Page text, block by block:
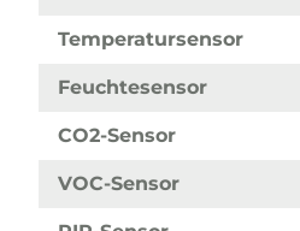
Temperatursensor
Feuchtesensor
CO2-Sensor
VOC-Sensor